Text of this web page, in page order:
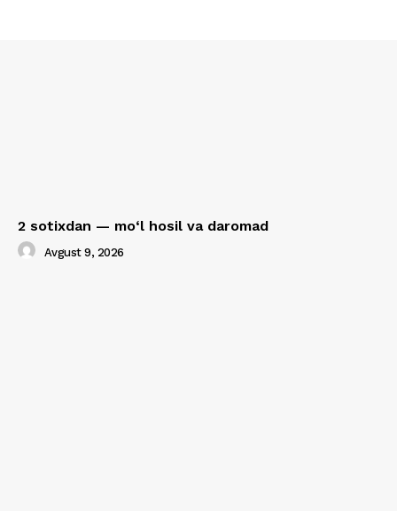
2 sotixdan — mo‘l hosil va daromad
Avgust 9, 2026